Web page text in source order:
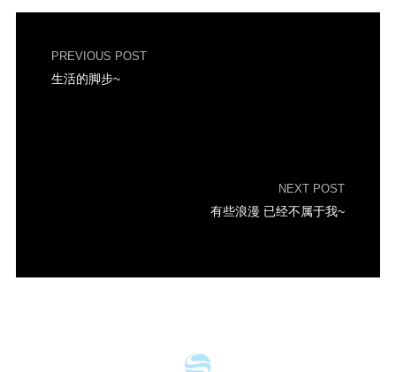
PREVIOUS POST
生活的脚步~
NEXT POST
有些浪漫 已经不属于我~